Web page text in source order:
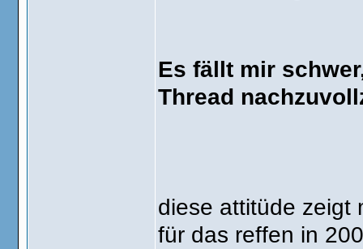
Es fällt mir
Thread
diese attitüde zeigt
für das reffen in